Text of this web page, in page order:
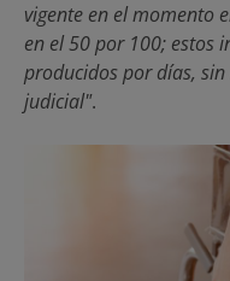
vigente en el momento
en el 50 por 100; estos
producidos por días,
judicial".